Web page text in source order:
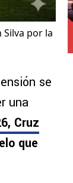
por la
se
una
Cruz
que